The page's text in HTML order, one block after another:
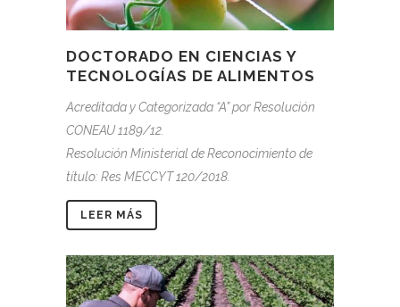
DOCTORADO EN CIENCIAS Y
TECNOLOGÍAS DE ALIMENTOS
Acreditada y Categorizada “A” por Resolución
CONEAU 1189/12.
Resolución Ministerial de Reconocimiento de
título: Res MECCYT 120/2018.
LEER MÁS